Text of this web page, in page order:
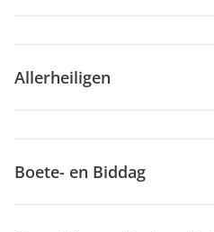
Allerheiligen
Boete- en Biddag